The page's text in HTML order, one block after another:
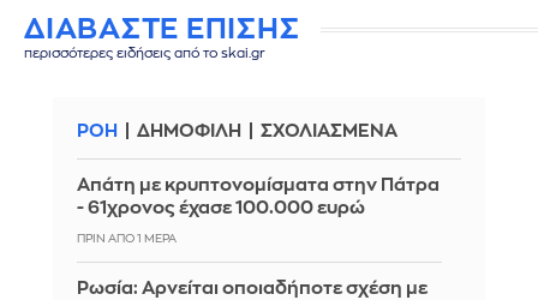
ΔΙΑΒΑΣΤΕ ΕΠΙΣΗΣ
περισσότερες ειδήσεις από το skai.gr
ΡΟΗ ΔΗΜΟΦΙΛΗ ΣΧΟΛΙΑΣΜΕΝΑ
Απάτη με κρυπτονομίσματα στην Πάτρα
- 61χρονος έχασε 100.000 ευρώ
ΠΡΙΝ ΑΠΌ 1 ΜΈΡΑ
Ρωσία: Αρνείται οποιαδήποτε σχέση με